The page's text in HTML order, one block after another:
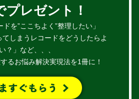
プレゼント！
ドを”ここちよく”整理したい」
てしまうレコードをどうしたらよ
い？」など、、、
るお悩み解決実現法を1冊に！